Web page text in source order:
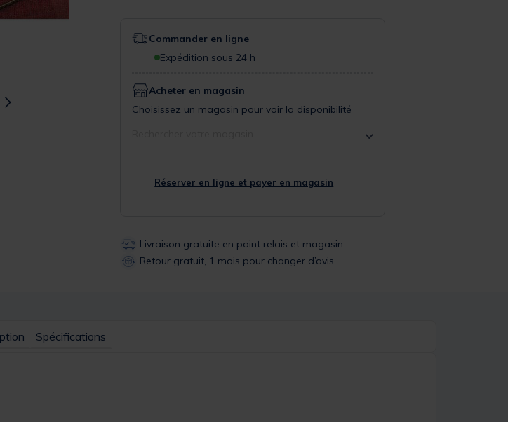
Commander en ligne
Expédition sous 24 h
Acheter en magasin
Choisissez un magasin pour voir la disponibilité
Réserver en ligne et payer en magasin
Livraison gratuite en point relais et magasin
Retour gratuit, 1 mois pour changer d’avis
Spécifications